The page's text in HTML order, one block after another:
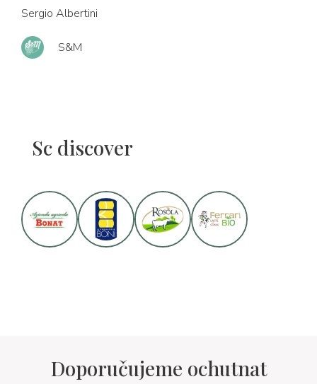
Sergio Albertini
S&M
Sc discover
Doporučujeme ochutnat